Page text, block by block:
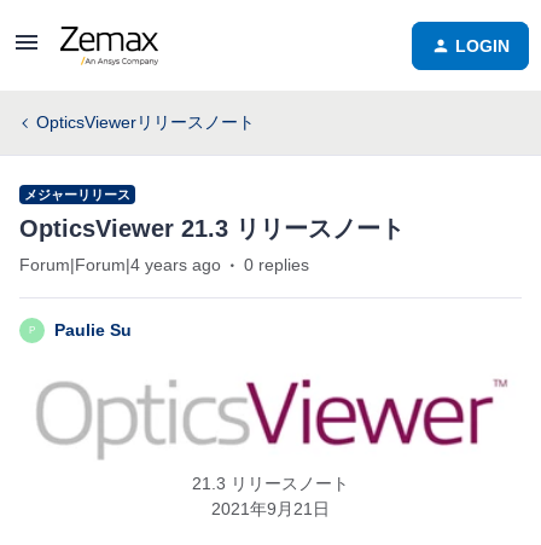
LOGIN
OpticsViewerリリースノート
メジャーリリース
OpticsViewer 21.3 リリースノート
Forum|Forum|4 years ago 0 replies
P Paulie Su
21.3 リリースノート
2021年9月21日